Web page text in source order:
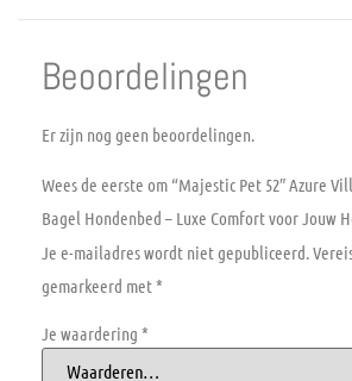
Beoordelingen
Er zijn nog geen beoordelingen.
Wees de eerste om “Majestic Pet 52″ Azure
Bagel Hondenbed – Luxe Comfort voor Jouw
Je e-mailadres wordt niet gepubliceerd.
gemarkeerd met*
Je waardering *